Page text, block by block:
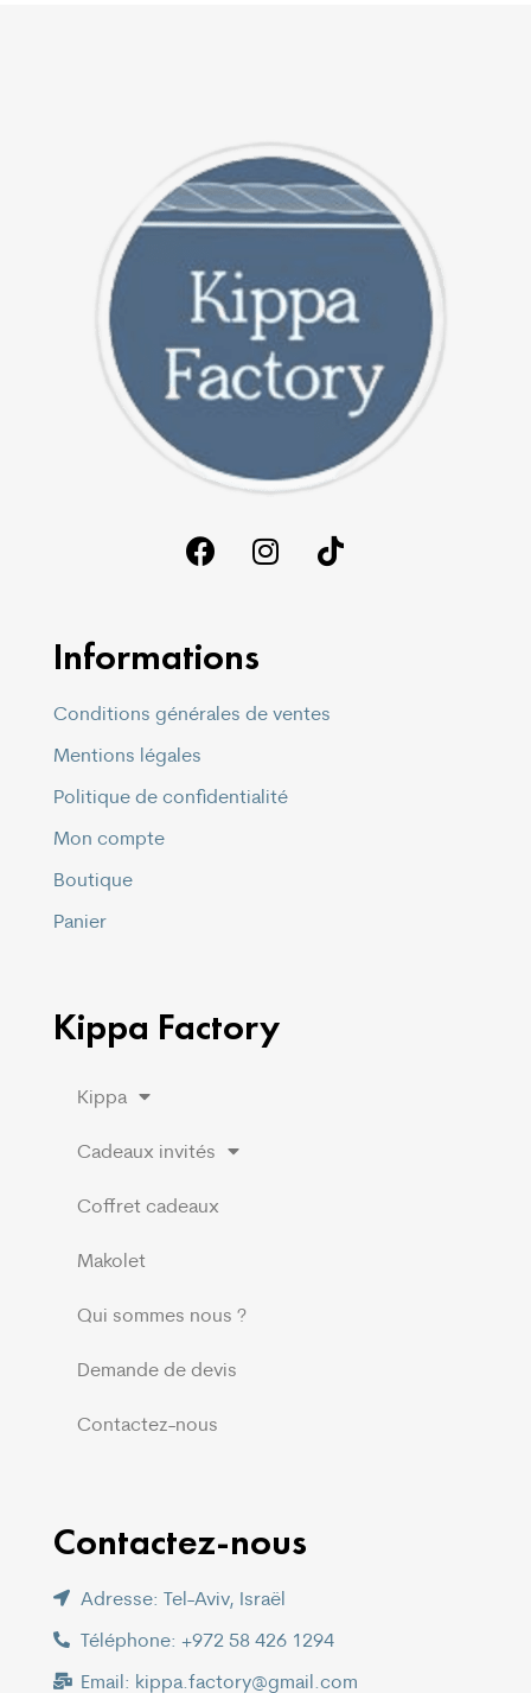
Informations
Conditions générales de ventes
Mentions légales
Politique de confidentialité
Mon compte
Boutique
Panier
Kippa Factory
Kippa
Cadeaux invités
Coffret cadeaux
Makolet
Qui sommes nous ?
Demande de devis
Contactez-nous
Contactez-nous
Adresse: Tel-Aviv, Israël
Téléphone: +972 58 426 1294
Email: kippa.factory@gmail.com